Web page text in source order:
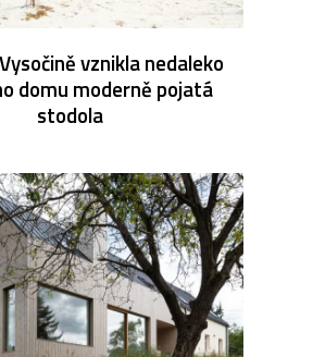
vznikla nedaleko
domu moderně pojatá
stodola